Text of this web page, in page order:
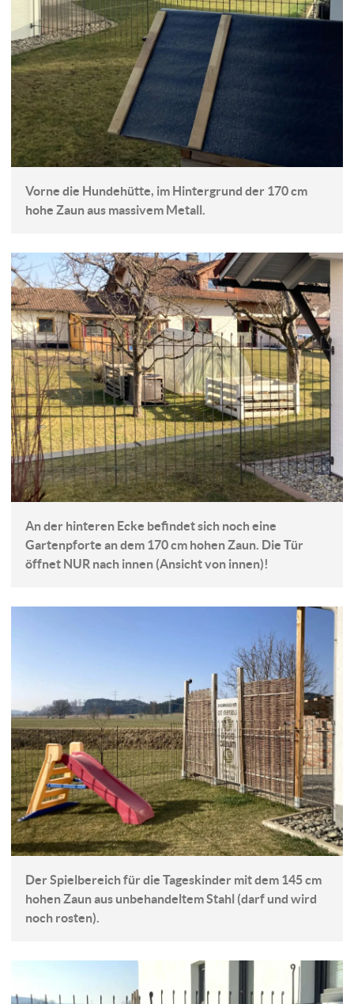
Vorne die Hundehütte, im Hintergrund der 170 cm
hohe Zaun aus massivem Metall.
An der hinteren Ecke befindet sich noch eine
Gartenpforte an dem 170 cm hohen Zaun. Die Tür
öffnet NUR nach innen (Ansicht von innen)!
Der Spielbereich für die Tageskinder mit dem 145 cm
hohen Zaun aus unbehandeltem Stahl (darf und wird
noch rosten).